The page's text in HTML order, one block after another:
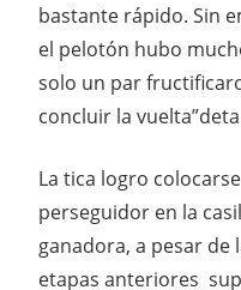
bastante rápido. Sin
el pelotón hubo
solo un par
concluir la
La tica logro
perseguidor en la
ganadora, a pesar de
etapas anteriores